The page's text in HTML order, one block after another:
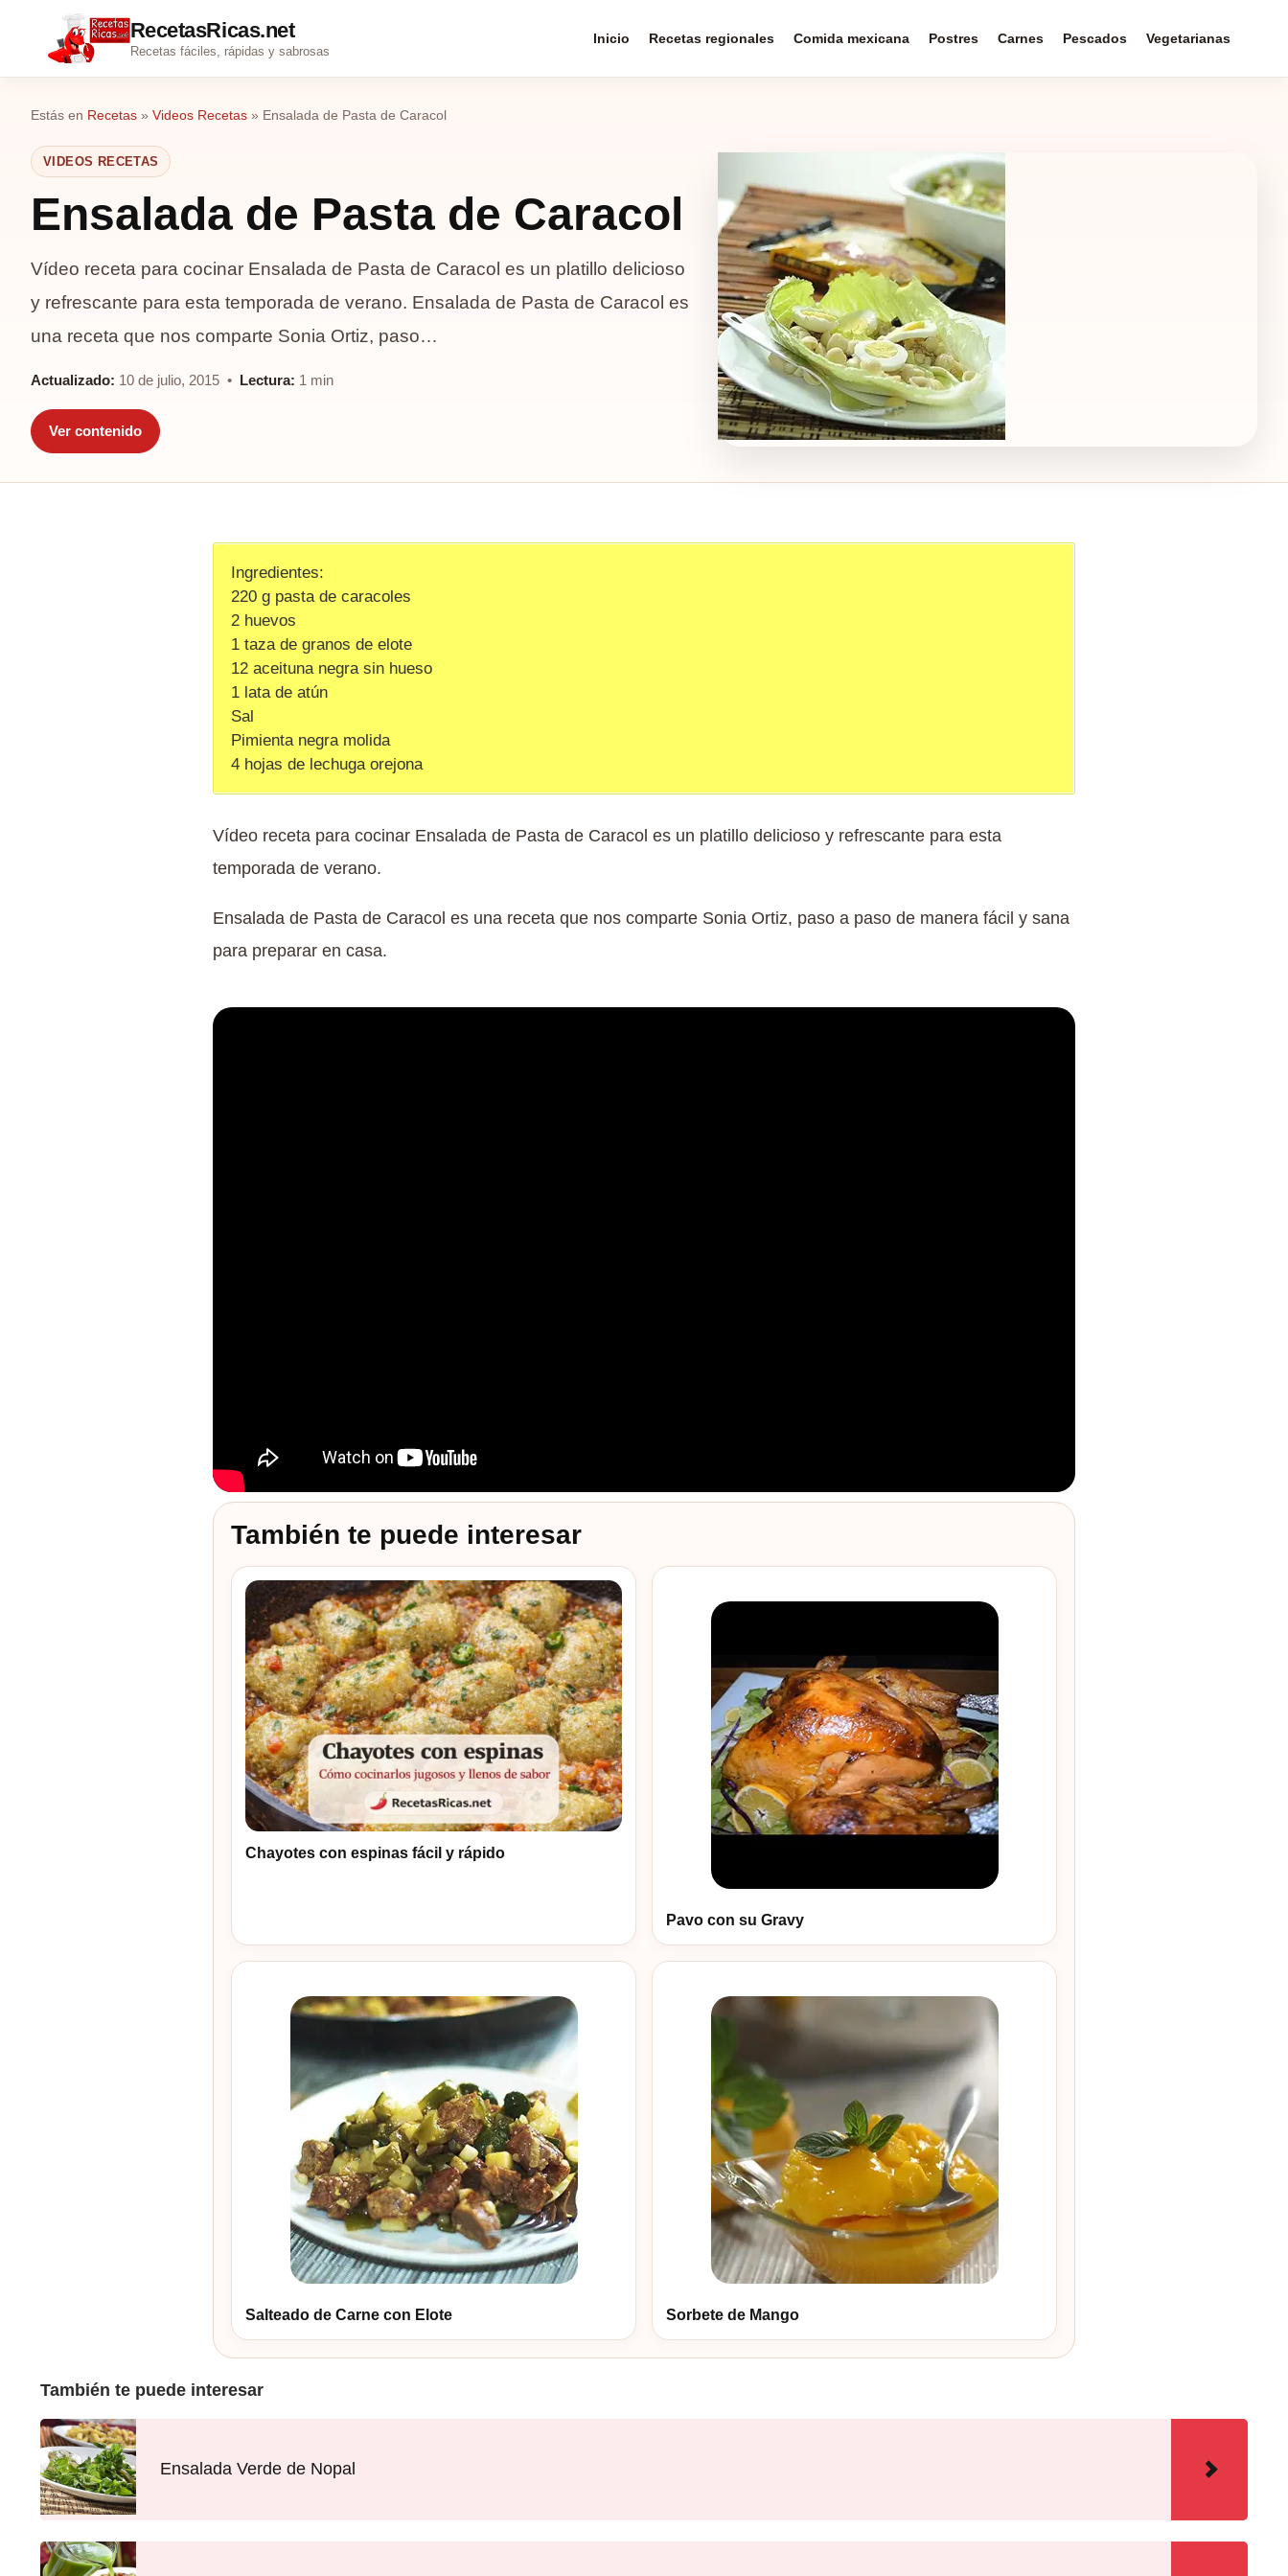
RecetasRicas.net
Recetas fáciles, rápidas y sabrosas
Inicio Recetas regionales Comida mexicana Postres Carnes Pescados Vegetarianas
Estás en Recetas » Videos Recetas » Ensalada de Pasta de Caracol
VIDEOS RECETAS
Ensalada de Pasta de Caracol
Vídeo receta para cocinar Ensalada de Pasta de Caracol es un platillo delicioso
y refrescante para esta temporada de verano. Ensalada de Pasta de Caracol es
una receta que nos comparte Sonia Ortiz, paso…
Actualizado: 10 de julio, 2015 • Lectura: 1 min
Ver contenido
Ingredientes:
220 g pasta de caracoles
2 huevos
1 taza de granos de elote
12 aceituna negra sin hueso
1 lata de atún
Sal
Pimienta negra molida
4 hojas de lechuga orejona
Vídeo receta para cocinar Ensalada de Pasta de Caracol es un platillo delicioso y refrescante para esta
temporada de verano.
Ensalada de Pasta de Caracol es una receta que nos comparte Sonia Ortiz, paso a paso de manera fácil y sana
para preparar en casa.
También te puede interesar
Chayotes con espinas fácil y rápido
Pavo con su Gravy
Salteado de Carne con Elote Sorbete de Mango
También te puede interesar
Ensalada Verde de Nopal